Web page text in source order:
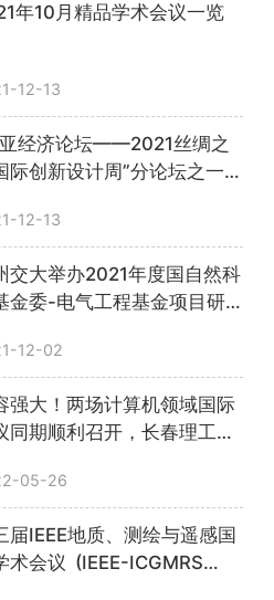
年10月精品学术会议一览
12-13
经济论坛——2021丝绸之
际创新设计周”分论坛之一
12-13
交大举办2021年度国自然科
金委-电气工程基金项目研
12-02
强大！两场计算机领域国际
同期顺利召开，长春理工大
合主办
05-26
届IEEE地质、测绘与遥感国
术会议 (IEEE-ICGMRS